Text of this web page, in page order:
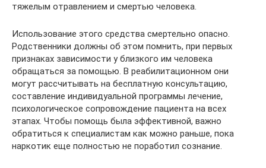
тяжелым отравлением и смертью человека.
Использование этого средства смертельно опасно.
Родственники должны об этом помнить, при первых
признаках зависимости у близкого им человека
обращаться за помощью. В реабилитационном они
могут рассчитывать на бесплатную консультацию,
составление индивидуальной программы лечение,
психологическое сопровождение пациента на всех
этапах. Чтобы помощь была эффективной, важно
обратиться к специалистам как можно раньше, пока
наркотик еще полностью не поработил сознание.